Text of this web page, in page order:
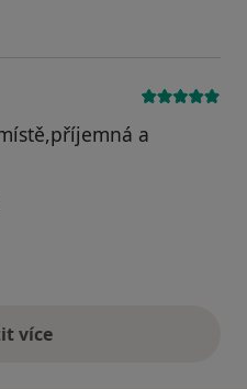
a
jiří č
více
výše uvedené názory